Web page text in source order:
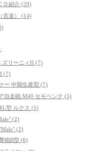
Ｄ紹介 (29)
音楽） (14)
ズリーニィII (7)
(7)
ー 中期生産型 (7)
自走砲 M40 セモベンテ (5)
L型 ルクス (5)
(2)
(2)
砲B型 (6)